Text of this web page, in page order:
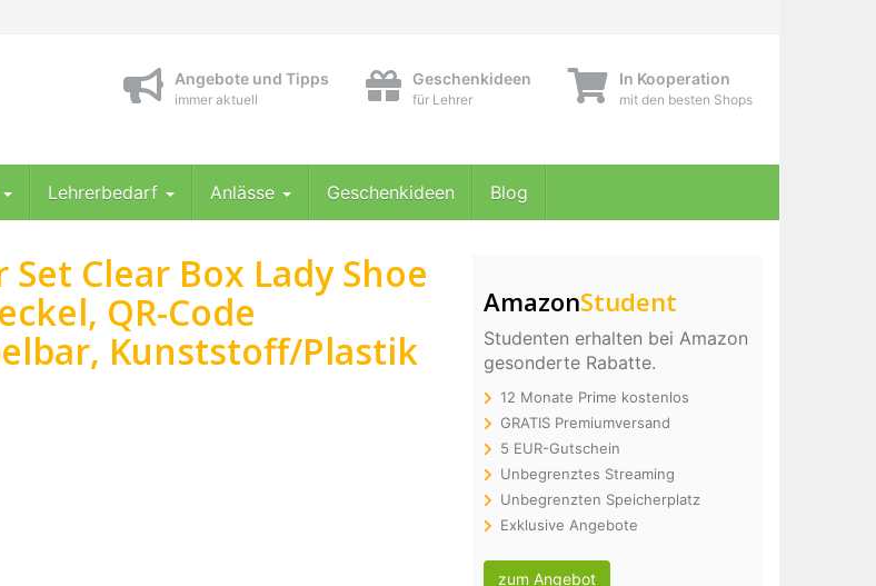
Angebote und Tipps
immer aktuell
Geschenkideen
für Lehrer
In Kooperation
mit den besten Shops
Lehrerbedarf Anlässe Geschenkideen Blog
Clear Box Lady Shoe
QR-Code
Kunststoff/Plastik
AmazonStudent
Studenten erhalten bei Amazon
gesonderte Rabatte.
12 Monate Prime kostenlos
GRATIS Premiumversand
5 EUR-Gutschein
Unbegrenztes Streaming
Unbegrenzten Speicherplatz
Exklusive Angebote
zum Angebot